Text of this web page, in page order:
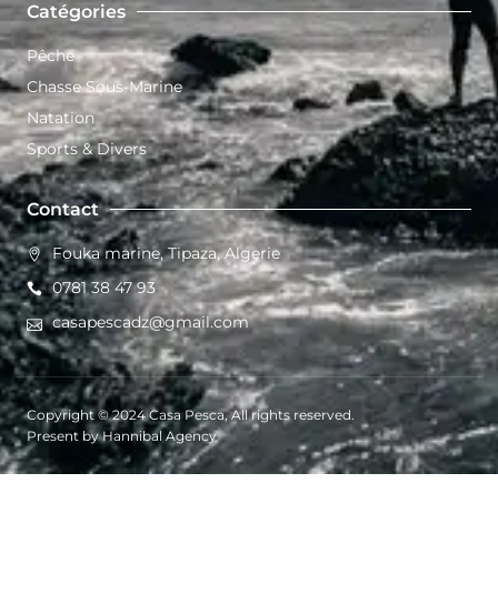
Catégories
Pêche
Chasse Sous-Marine
Natation
Sports & Divers
Contact
Fouka marine, Tipaza, Algerie
0781 38 47 93
casapescadz@gmail.com
Copyright © 2024 Casa Pesca, All rights reserved.
Present by Hannibal Agency